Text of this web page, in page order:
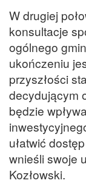
W drugiej
konsultacje
ogólnego
ukończeniu
przyszłości
decydującym
będzie
ułatwić
wnieśli swoje
Kozłowski.